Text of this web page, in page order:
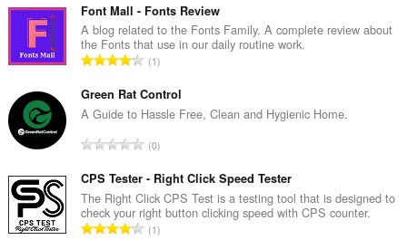
급
수
:
Font Mall - Fonts Review
A blog related to the Fonts Family. A complete review about
the Fonts that use in our daily routine work.
총
급
수
1
Green Rat Control
A Guide to Hassle Free, Clean and Hygienic Home.
총
급
수
:
0
CPS Tester - Right Click Speed Tester
The Right Click CPS Test is a testing tool that is designed to
check your right button clicking speed with CPS counter.
총
1